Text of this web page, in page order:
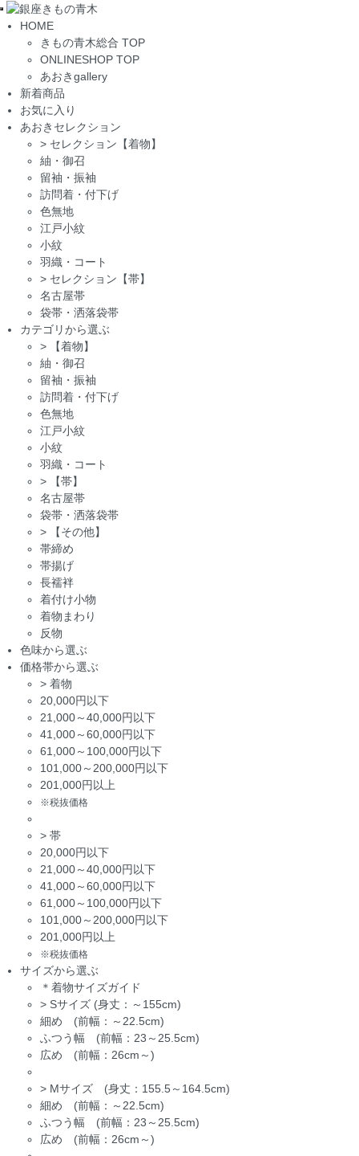
Toggle
navigation
HOME
きもの青木総合 TOP
ONLINESHOP TOP
あおきgallery
新着商品
お気に入り
あおきセレクション
> セレクション【着物】
紬・御召
留袖・振袖
訪問着・付下げ
色無地
江戸小紋
小紋
羽織・コート
> セレクション【帯】
名古屋帯
袋帯・洒落袋帯
カテゴリから選ぶ
>
【着物】
紬・御召
留袖・振袖
訪問着・付下げ
色無地
江戸小紋
小紋
羽織・コート
>
【帯】
名古屋帯
袋帯・洒落袋帯
>
【その他】
帯締め
帯揚げ
長襦袢
着付け小物
着物まわり
反物
色味から選ぶ
価格帯から選ぶ
> 着物
20,000円以下
21,000～40,000円以下
41,000～60,000円以下
61,000～100,000円以下
101,000～200,000円以下
201,000円以上
※税抜価格
> 帯
20,000円以下
21,000～40,000円以下
41,000～60,000円以下
61,000～100,000円以下
101,000～200,000円以下
201,000円以上
※税抜価格
サイズから選ぶ
＊着物サイズガイド
> Sサイズ (身丈：～155cm)
細め (前幅：～22.5cm)
ふつう幅 (前幅：23～25.5cm)
広め (前幅：26cm～)
> Mサイズ (身丈：155.5～164.5cm)
細め (前幅：～22.5cm)
ふつう幅 (前幅：23～25.5cm)
広め (前幅：26cm～)